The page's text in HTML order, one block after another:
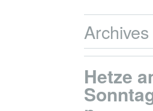
Hetze